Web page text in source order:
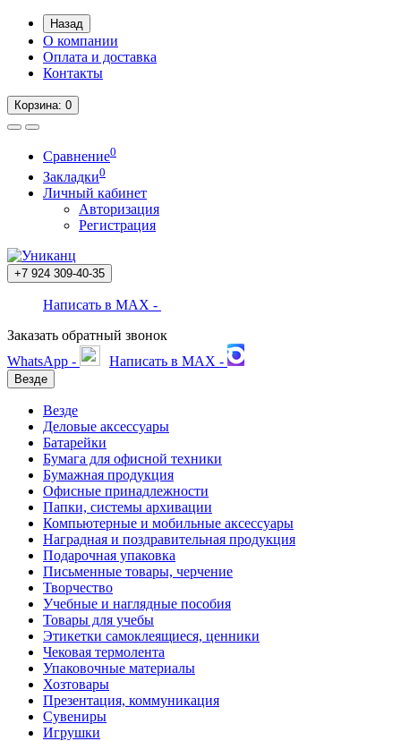
Назад
О компании
Оплата и доставка
Контакты
Корзина: 0
Сравнение0
Закладки0
Личный кабинет
Авторизация
Регистрация
+7 924 309-40-35
Написать в MAX -
Заказать обратный звонок
WhatsApp -
Написать в MAX -
Везде
Везде
Деловые аксессуары
Батарейки
Бумага для офисной техники
Бумажная продукция
Офисные принадлежности
Папки, системы архивации
Компьютерные и мобильные аксессуары
Наградная и поздравительная продукция
Подарочная упаковка
Письменные товары, черчение
Творчество
Учебные и наглядные пособия
Товары для учебы
Этикетки самоклеящиеся, ценники
Чековая термолента
Упаковочные материалы
Хозтовары
Презентация, коммуникация
Сувениры
Игрушки